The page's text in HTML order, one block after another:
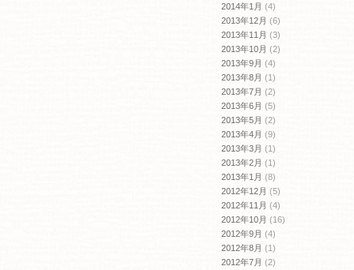
2014年1月 (4)
2013年12月 (6)
2013年11月 (3)
2013年10月 (2)
2013年9月 (4)
2013年8月 (1)
2013年7月 (2)
2013年6月 (5)
2013年5月 (2)
2013年4月 (9)
2013年3月 (1)
2013年2月 (1)
2013年1月 (8)
2012年12月 (5)
2012年11月 (4)
2012年10月 (16)
2012年9月 (4)
2012年8月 (1)
2012年7月 (2)